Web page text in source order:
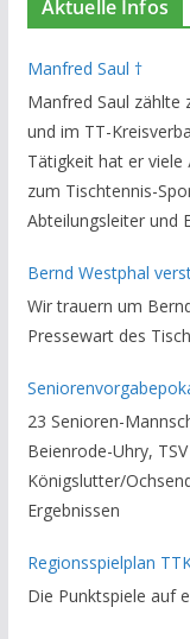
Aktuelle Infos
Manfred Saul †
Manfred Saul zählte
und im TT-
Tätigkeit hat er
zum Tischtennis-
Abteilungsleiter und
Helmstedt
Vorsitzender des
stillen
Bernd Westphal
Wir trauern um
Pressewart des
23 Senioren-
Beienrode-Uhry,
Königslutter/
Ergebnissen
Regionsspielplan
Die Punktspiele auf